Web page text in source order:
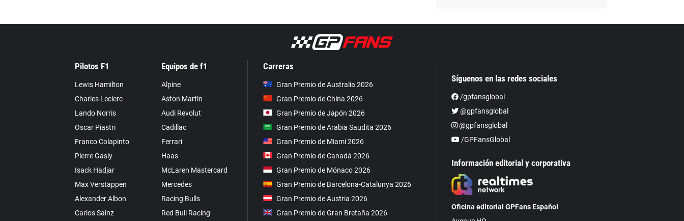
Pilotos F1
Lewis Hamilton
Charles Leclerc
Lando Norris
Oscar Piastri
Franco Colapinto
Pierre Gasly
Isack Hadjar
Max Verstappen
Alexander Albon
Carlos Sainz
Equipos de f1
Alpine
Aston Martin
Audi Revolut
Cadillac
Ferrari
Haas
McLaren Mastercard
Mercedes
Racing Bulls
Red Bull Racing
Carreras
Gran Premio de Australia 2026
Gran Premio de China 2026
Gran Premio de Japón 2026
Gran Premio de Arabia Saudita 2026
Gran Premio de Miami 2026
Gran Premio de Canadá 2026
Gran Premio de Mónaco 2026
Gran Premio de Barcelona-Catalunya 2026
Gran Premio de Austria 2026
Gran Premio de Gran Bretaña 2026
Síguenos en las redes sociales
/gpfansglobal
@gpfansglobal
@gpfansglobal
/GPFansGlobal
Información editorial y corporativa
Oficina editorial GPFans Español